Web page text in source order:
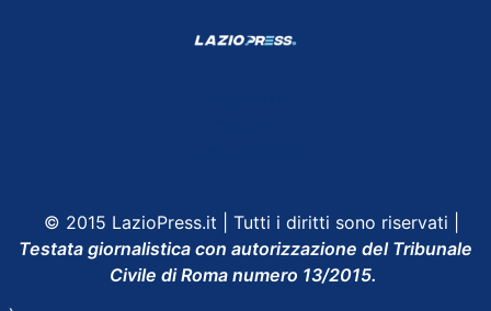
© 2015 LazioPress.it | Tutti i diritti sono riservati |
Testata giornalistica con autorizzazione del Tribunale
Civile di Roma numero 13/2015.